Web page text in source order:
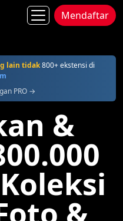
Mendaftar
lain tidak800+ ekstensi di
PRO →
&